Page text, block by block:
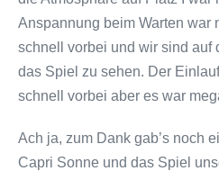
Anspannung beim Warten war
schnell vorbei und wir sind auf
das Spiel zu sehen. Der
schnell vorbei aber es war
Ach ja, zum Dank gab’s noch
Capri Sonne und das Spiel